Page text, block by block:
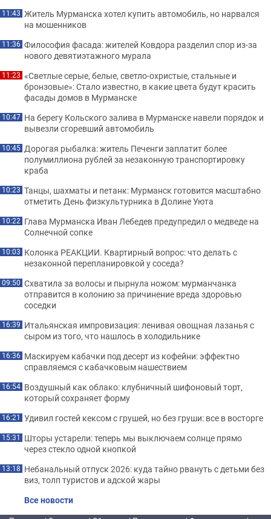
11:43 Житель Мурманска хотел купить автомобиль, но нарвался
на мошенников
11:36 Философия фасада: жителей Ковдора разделил спор из-за
нового девятиэтажного мурала
11:23 «Светлые серые, белые, светло-охристые, стальные и
бронзовые»: Стало известно, в какие цвета будут красить
фасады домов в Мурманске
10:47 На берегу Кольского залива в Мурманске навели порядок и
вывезли сгоревший автомобиль
10:45 Дорогая рыбалка: житель Печенги заплатит более
полумиллиона рублей за незаконную транспортировку
краба
10:23 Танцы, шахматы и петанк: Мурманск готовится масштабно
отметить День физкультурника в Долине Уюта
10:22 Глава Мурманска Иван Лебедев предупредил о медведе на
Солнечной сопке
10:03 Колонка РЕАКЦИИ. Квартирный вопрос: что делать с
незаконной перепланировкой у соседа?
09:50 Схватила за волосы и пырнула ножом: мурманчанка
отправится в колонию за причинение вреда здоровью
соседки
16:39 Итальянская импровизация: ленивая овощная лазанья с
сыром из того, что нашлось в холодильнике
16:36 Маскируем кабачки под десерт из кофейни: эффектно
справляемся с кабачковым нашествием
16:54 Воздушный как облако: клубничный шифоновый торт,
который сохраняет форму
16:21 Удивил гостей кексом с грушей, но без груши: все в восторге
15:31 Шторы устарели: теперь мы выключаем солнце прямо
через стекло одной кнопкой
13:18 Небанальный отпуск 2026: куда тайно рвануть с детьми без
виз, толп туристов и адской жары
Все новости